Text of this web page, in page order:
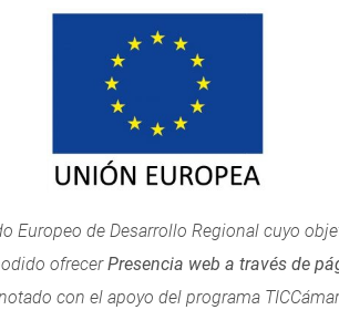
Europeo de Desarrollo Regional cuyo
ofrecerPresencia web a través de
con el apoyo del programa